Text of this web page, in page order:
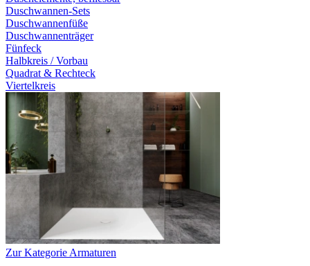
Duschwannen-Sets
Duschwannenfüße
Duschwannenträger
Fünfeck
Halbkreis / Vorbau
Quadrat & Rechteck
Viertelkreis
Zur Kategorie Armaturen